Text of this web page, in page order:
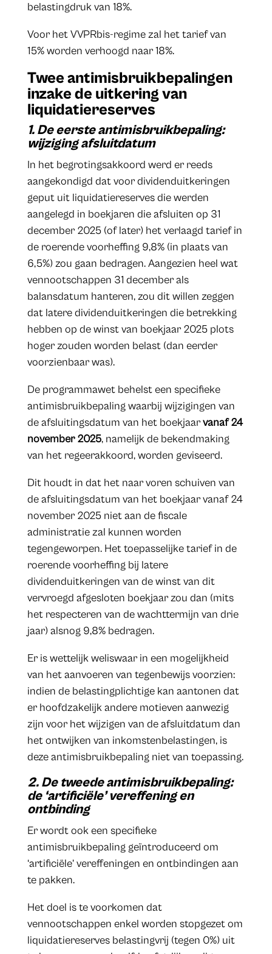
belastingdruk van 18%.
Voor het VVPRbis-regime zal het tarief van
15% worden verhoogd naar 18%.
Twee antimisbruikbepalingen
inzake de uitkering van
liquidatiereserves
1. De eerste antimisbruikbepaling:
wijziging afsluitdatum
In het begrotingsakkoord werd er reeds
aangekondigd dat voor dividenduitkeringen
geput uit liquidatiereserves die werden
aangelegd in boekjaren die afsluiten op 31
december 2025 (of later) het verlaagd tarief in
de roerende voorheffing 9,8% (in plaats van
6,5%) zou gaan bedragen. Aangezien heel wat
vennootschappen 31 december als
balansdatum hanteren, zou dit willen zeggen
dat latere dividenduitkeringen die betrekking
hebben op de winst van boekjaar 2025 plots
hoger zouden worden belast (dan eerder
voorzienbaar was).
De programmawet behelst een specifieke
antimisbruikbepaling waarbij wijzigingen van
de afsluitingsdatum van het boekjaarvanaf 24
november 2025, namelijk de bekendmaking
van het regeerakkoord, worden geviseerd.
Dit houdt in dat het naar voren schuiven van
de afsluitingsdatum van het boekjaar vanaf 24
november 2025 niet aan de fiscale
administratie zal kunnen worden
tegengeworpen. Het toepasselijke tarief in de
roerende voorheffing bij latere
dividenduitkeringen van de winst van dit
vervroegd afgesloten boekjaar zou dan (mits
het respecteren van de wachttermijn van drie
jaar) alsnog 9,8% bedragen.
Er is wettelijk weliswaar in een mogelijkheid
van het aanvoeren van tegenbewijs voorzien:
indien de belastingplichtige kan aantonen dat
er hoofdzakelijk andere motieven aanwezig
zijn voor het wijzigen van de afsluitdatum dan
het ontwijken van inkomstenbelastingen, is
deze antimisbruikbepaling niet van toepassing.
2. De tweede antimisbruikbepaling:
de ‘artificiële’ vereffening en
ontbinding
Er wordt ook een specifieke
antimisbruikbepaling geïntroduceerd om
‘artificiële’ vereffeningen en ontbindingen aan
te pakken.
Het doel is te voorkomen dat
vennootschappen enkel worden stopgezet om
liquidatiereserves belastingvrij (tegen 0%) uit